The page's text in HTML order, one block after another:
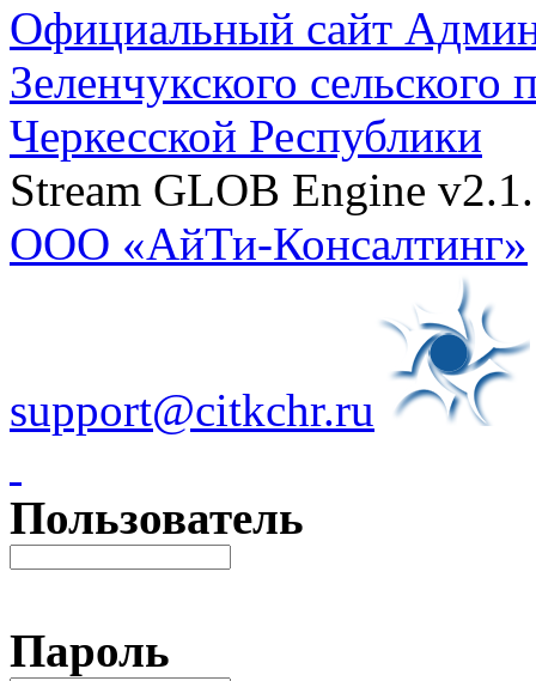
Официальный сайт
Зеленчукского сельского
Черкесской Республики
Stream GLOB Engine v2.1.
ООО «АйТи-Консалтинг»
support@citkchr.ru
Пользователь
Пароль